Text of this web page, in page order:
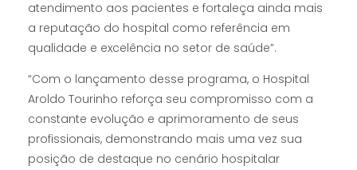
atendimento aos pacientes e fortaleça ainda mais
a reputação do hospital como referência em
qualidade e excelência no setor de saúde”.
“Com o lançamento desse programa, o Hospital
Aroldo Tourinho reforça seu compromisso com a
constante evolução e aprimoramento de seus
profissionais, demonstrando mais uma vez sua
posição de destaque no cenário hospitalar